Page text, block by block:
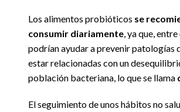
Los alimentos probióticos se
consumir diariamente , ya que,
podrían ayudar a prevenir patologías
estar relacionadas con un
población bacteriana, lo que se llama
El seguimiento de unos hábitos no